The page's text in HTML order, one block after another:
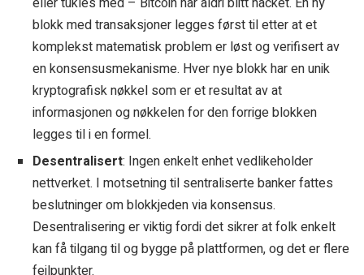
blokk med transaksjoner legges først til etter at et
komplekst matematisk problem er løst og verifisert av
en konsensusmekanisme. Hver nye blokk har en unik
kryptografisk nøkkel som er et resultat av at
informasjonen og nøkkelen for den forrige blokken
legges til i en formel.
Desentralisert: Ingen enkelt enhet vedlikeholder
nettverket. I motsetning til sentraliserte banker fattes
beslutninger om blokkjeden via konsensus.
Desentralisering er viktig fordi det sikrer at folk enkelt
kan få tilgang til og bygge på plattformen, og det er flere
feilpunkter.